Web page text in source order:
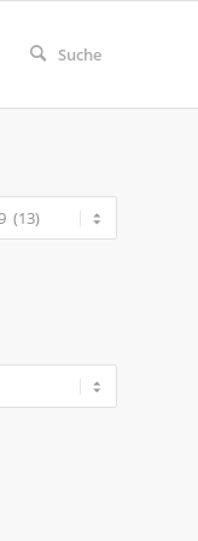
Suche